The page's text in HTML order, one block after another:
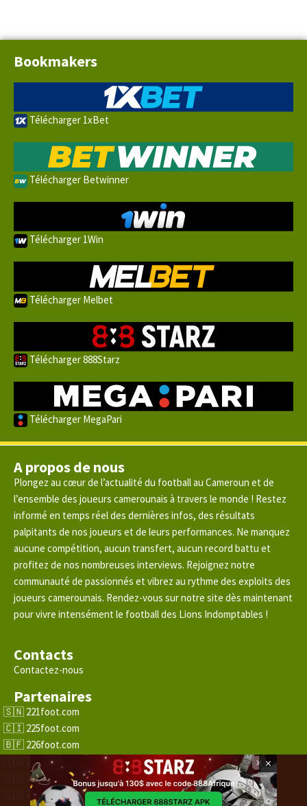
Bookmakers
Télécharger 1xBet
Télécharger Betwinner
Télécharger 1Win
Télécharger Melbet
Télécharger 888Starz
Télécharger MegaPari
A propos de nous
Plongez au cœur de l’actualité du football au Cameroun et de
l’ensemble des joueurs camerounais à travers le monde ! Restez
informé en temps réel des dernières infos, des résultats
palpitants de nos joueurs et de leurs performances. Ne manquez
aucune compétition, aucun transfert, aucun record battu et
profitez de nos nombreuses interviews. Rejoignez notre
communauté de passionnés et vibrez au rythme des exploits des
joueurs camerounais. Rendez-vous sur notre site dès maintenant
pour vivre intensément le football des Lions Indomptables !
Contacts
Contactez-nous
Partenaires
221foot.com
225foot.com
226foot.com
228foot.com
229foot.com
243foot.com
×